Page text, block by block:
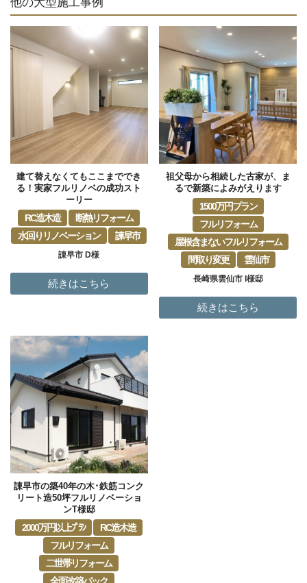
建て替えなくてもここまででき
る！実家フルリノベの成功スト
ーリー
RC造木造
断熱リフォーム
水回りリノベーション
諫早市
諌早市 D様
続きはこちら
祖父母から相続した古家が、ま
るで新築によみがえります
1500万円プラン
フルリフォーム
屋根含まないフルリフォーム
間取り変更
雲仙市
長崎県雲仙市 I様邸
続きはこちら
諌早市の築40年の木･鉄筋コンク
リート造50坪フルリノベーショ
ンT様邸
2000万円以上ﾌﾟﾗﾝ
RC造木造
フルリフォーム
二世帯リフォーム